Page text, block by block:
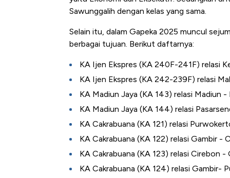
Sawunggalih dengan kelas yang sama.
Selain itu, dalam Gapeka 2025 muncul
berbagai tujuan. Berikut daftarnya:
KA Ijen Ekspres (KA 240F-241F) relasi
KA Ijen Ekspres (KA 242-239F) relasi
KA Madiun Jaya (KA 143) relasi Madiun -
KA Madiun Jaya (KA 144) relasi
KA Cakrabuana (KA 121) relasi
KA Cakrabuana (KA 122) relasi Gambir -
KA Cakrabuana (KA 123) relasi Cirebon -
KA Cakrabuana (KA 124) relasi Gambir-
Alas Kaki Tumbuh Double